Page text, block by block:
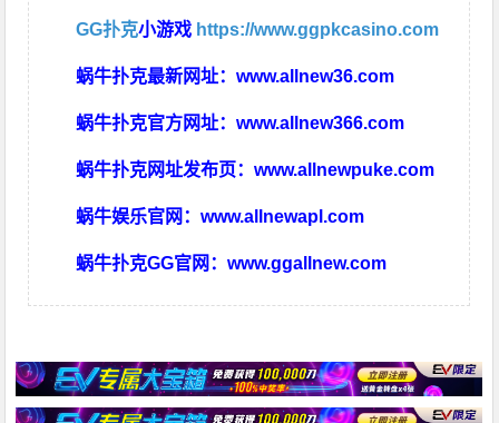
GG扑克小游戏 https://www.ggpkcasino.com
蜗牛扑克最新网址：www.allnew36.com
蜗牛扑克官方网址：www.allnew366.com
蜗牛扑克网址发布页：www.allnewpuke.com
蜗牛娱乐官网：www.allnewapl.com
蜗牛扑克GG官网：www.ggallnew.com